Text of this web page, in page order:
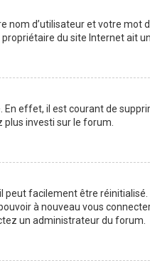
d’utilisateur et votre
du site Internet ait
effet, il est courant de
investi sur le forum.
facilement être
à nouveau vous
un administrateur du forum.